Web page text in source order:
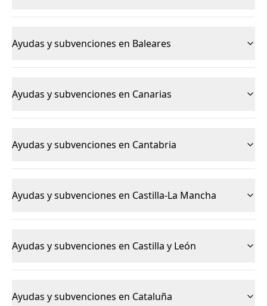
Ayudas y subvenciones en Baleares
Ayudas y subvenciones en Canarias
Ayudas y subvenciones en Cantabria
Ayudas y subvenciones en Castilla-La Mancha
Ayudas y subvenciones en Castilla y León
Ayudas y subvenciones en Cataluña